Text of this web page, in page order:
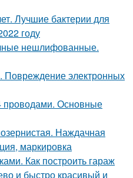
Лучшие бактерии для
году
нешлифованные.
Повреждение электронных
проводами. Основные
Наждачная
маркировка
Как построить гараж
и быстро красивый и